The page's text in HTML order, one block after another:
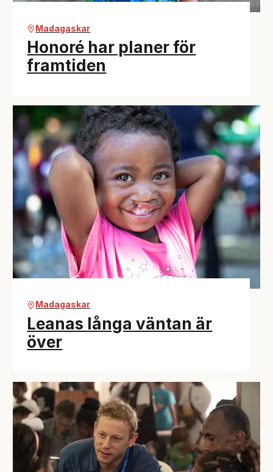
Madagaskar
Honoré har planer för
framtiden
Madagaskar
Leanas långa väntan är
över